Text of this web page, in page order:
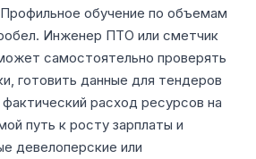
Профильное обучение по объемам
Инженер ПТО или сметчик
самостоятельно проверять
готовить данные для тендеров
расход ресурсов на
путь к росту зарплаты и
девелоперские или